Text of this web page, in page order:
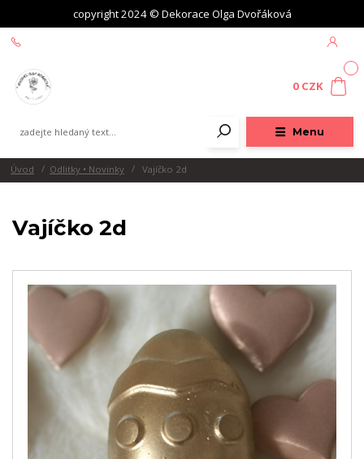
copyright 2024 © Dekorace Olga Dvořáková
Menu
0 CZK
Úvod Odlitky • Novinky Vajíčko 2d
Vajíčko 2d